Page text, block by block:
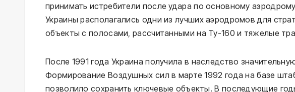
принимать истребители после удара по основному
Украины располагались одни из лучших аэродромов для
объекты с полосами, рассчитанными на Ту-160 и тяжелые
После 1991 года Украина получила в наследство
Формирование Воздушных сил в марте 1992 года на базе
позволило сохранить ключевые объекты. В последующие